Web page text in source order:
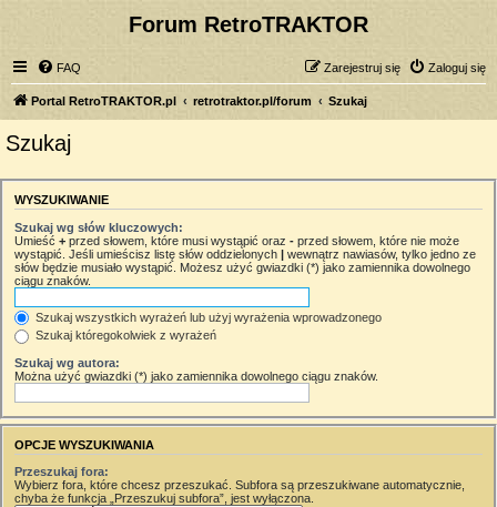
Forum RetroTRAKTOR
FAQ Zaloguj się
Zarejestruj się
Portal RetroTRAKTOR.pl retrotraktor.pl/forum Szukaj
Szukaj
WYSZUKIWANIE
Szukaj wg słów kluczowych:
Umieść + przed słowem, które musi wystąpić oraz - przed słowem, które nie może
wystąpić. Jeśli umieścisz listę słów oddzielonych | wewnątrz nawiasów, tylko jedno ze
słów będzie musiało wystąpić. Możesz użyć gwiazdki (*) jako zamiennika dowolnego
ciągu znaków.
Szukaj wszystkich wyrażeń lub użyj wyrażenia wprowadzonego
Szukaj któregokolwiek z wyrażeń
Szukaj wg autora:
Można użyć gwiazdki (*) jako zamiennika dowolnego ciągu znaków.
OPCJE WYSZUKIWANIA
Przeszukaj fora:
Wybierz fora, które chcesz przeszukać. Subfora są przeszukiwane automatycznie,
chyba że funkcja „Przeszukuj subfora”, jest wyłączona.